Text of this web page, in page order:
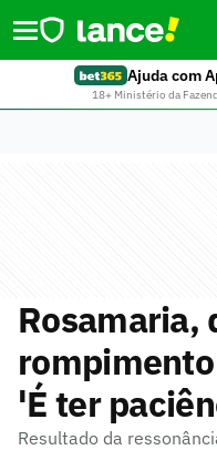
Ajuda com
18+ Ministério da
Rosamaria,
'É ter
Resultado da